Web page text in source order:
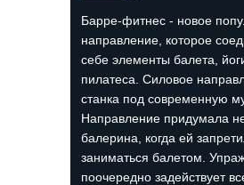
Барре-фитнес - новое
направление, которое
себе элементы балета,
пилатеса. Силовое
станка под современную
Направление придумала
балерина, когда ей
заниматься балетом.
поочередно задействует